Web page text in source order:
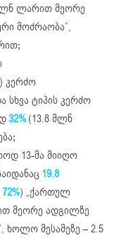
ლარით მეორე
მოძრაობა”,
კერძო
სხვა ტიპის კერძო
32% (13.8 მლნ
13-მა მიიღო
19.8
72%) „ქართულ
მეორე ადგილზე
ხოლო მესამეზე – 2.5